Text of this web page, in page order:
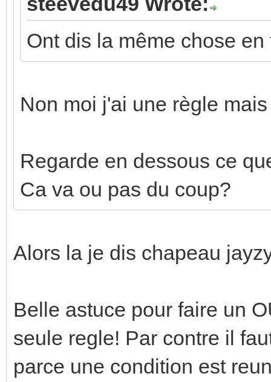
Ont dis la même chose en
Non moi j'ai une règle
Regarde en dessous ce
Ca va ou pas du coup?
Alors la je dis chapeau
Belle astuce pour faire un
seule regle! Par contre il
parce une condition est